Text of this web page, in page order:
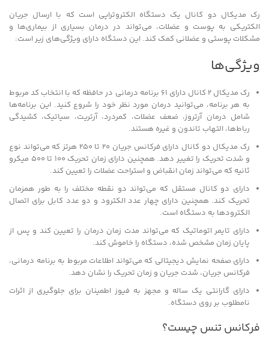
رک مدیکال دو کانال یک دستگاه الکتروتراپی است که با ارسال جریان
الکتریکی به پوست و عضلات، می‌تواند در درمان بسیاری از بیماری‌ها و
مشکلات پوستی و عضلانی کمک کند. این دستگاه دارای ویژگی‌های زیر است:
ویژگی‌ها
رک مدیکال 2 کانال دارای ۶۱ برنامه درمانی در حافظه که با انتخاب کد مربوط
به هر برنامه، می‌توانید درمان مورد نظر خود را شروع کنید. این برنامه‌ها
شامل درمان آرتروز، ضعف عضلات، کمردرد، آرتریت، سیاتیک، کشیدگی
رباط‌ها، التهاب تاندون و غیره هستند.
رک مدیکال دو کانال دارای فرکانس جریان 20 تا ۲۵۰ هرتز که می‌تواند نوع
و شدت تحریک را تغییر دهد. همچنین دارای زمان تحریک ۱۰۰ تا ۵۰۰ میکرو
ثانیه که می‌تواند زمان انقباض و استراحت عضلات را تعیین کند.
دارای دو کانال مستقل که می‌تواند دو نقطه مختلف را به طور همزمان
تحریک کند. همچنین دارای چهار عدد الکترود و دو عدد کابل برای اتصال
الکترود‌ها به دستگاه است.
دارای تایمر اتوماتیک که می‌تواند مدت زمان درمان را تعیین کند و پس از
پایان زمان مشخص شده، دستگاه را خاموش کند.
دارای صفحه نمایش دیجیتالی که می‌تواند اطلاعات مربوط به برنامه درمانی،
فرکانس جریان، شدت جریان و زمان تحریک را نشان دهد.
دارای گارانتی یک ساله و مجهز به فیوز اطمینان برای جلوگیری از اثرات
نامطلوب بر روی دستگاه.
فرکانس تنس چیست؟